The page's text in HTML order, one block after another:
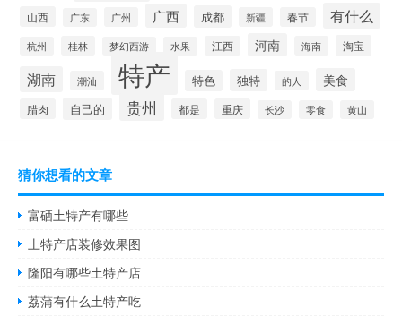
山西 广东 广州 广西 成都 新疆 春节 有什么
杭州 桂林 梦幻西游 水果 江西 河南 海南 淘宝
湖南 潮汕 特产 特色 独特 的人 美食
腊肉 自己的 贵州 都是 重庆 长沙 零食 黄山
猜你想看的文章
富硒土特产有哪些
土特产店装修效果图
隆阳有哪些土特产店
荔蒲有什么土特产吃